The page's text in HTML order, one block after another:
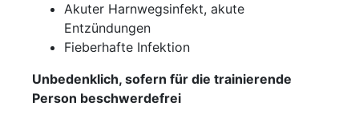
Akuter Harnwegsinfekt, akute
Entzündungen
Fieberhafte Infektion
Unbedenklich, sofern für die trainierende
Person beschwerdefrei